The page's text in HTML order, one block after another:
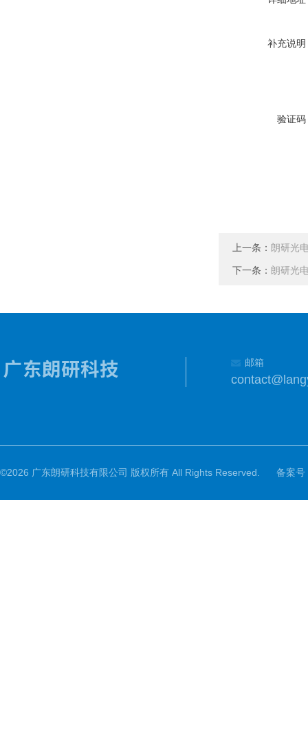
补充说明
验证码
上一条： 朗研光
下一条： 朗研光
邮箱
©2026 广东朗研科技有限公司 版权所有 All Rights Reserved. 备案号